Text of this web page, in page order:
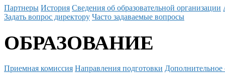
Партнеры История Сведения об образовательной организации
Задать вопрос директору Часто задаваемые вопросы
ОБРАЗОВАНИЕ
Приемная комиссия Направления подготовки Дополнительное